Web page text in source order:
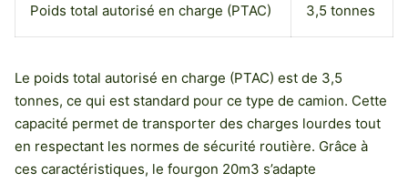
Poids total autorisé en charge (PTAC) 3,5 tonnes
Le poids total autorisé en charge (PTAC) est de 3,5
tonnes, ce qui est standard pour ce type de camion. Cette
capacité permet de transporter des charges lourdes tout
en respectant les normes de sécurité routière. Grâce à
ces caractéristiques, le fourgon 20m3 s’adapte